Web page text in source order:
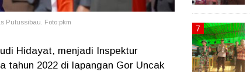
Putussibau. Foto:pkm
Hidayat, menjadi Inspektur
tahun 2022 di lapangan Gor Uncak